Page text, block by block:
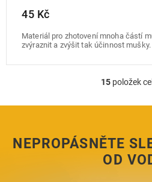
45 Kč
Materiál pro zhotovení mnoha částí
zvýraznit a zvýšit tak účinnost mušky.
O
l
a
c
í
15položek
NEPROPÁSNĚTE
OD